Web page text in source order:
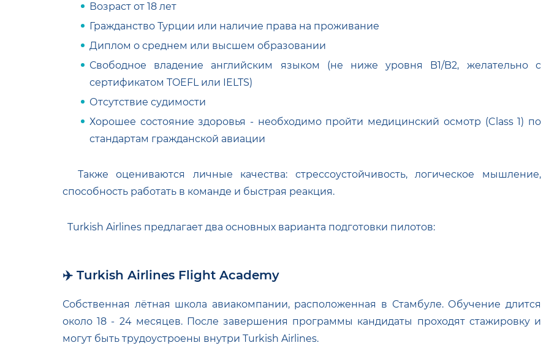
Возраст от 18 лет
Гражданство Турции или наличие права на проживание
Диплом о среднем или высшем образовании
Свободное владение английским языком (не ниже уровня B1/B2, желательно с
сертификатом TOEFL или IELTS)
Отсутствие судимости
Хорошее состояние здоровья - необходимо пройти медицинский осмотр (Class 1) по
стандартам гражданской авиации
Также оцениваются личные качества: стрессоустойчивость, логическое мышление,
способность работать в команде и быстрая реакция.
Turkish Airlines предлагает два основных варианта подготовки пилотов:
✈️ Turkish Airlines Flight Academy
Собственная лётная школа авиакомпании, расположенная в Стамбуле. Обучение длится
около 18 - 24 месяцев. После завершения программы кандидаты проходят стажировку и
могут быть трудоустроены внутри Turkish Airlines.